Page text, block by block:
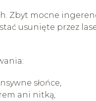
Zbyt mocne
usunięte przez
słońce,
ani nitką,